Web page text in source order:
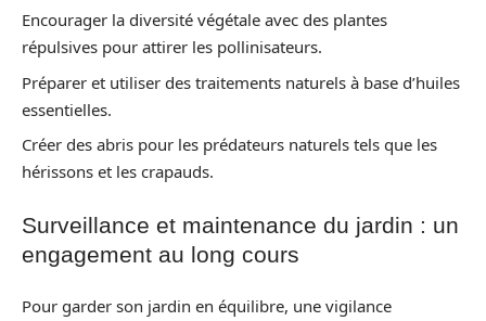
Encourager la diversité végétale avec des plantes
répulsives pour attirer les pollinisateurs.
Préparer et utiliser des traitements naturels à base d’huiles
essentielles.
Créer des abris pour les prédateurs naturels tels que les
hérissons et les crapauds.
Surveillance et maintenance du jardin : un
engagement au long cours
Pour garder son jardin en équilibre, une vigilance